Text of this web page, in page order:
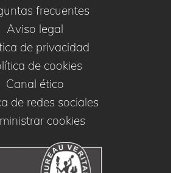
frecuentes
Aviso legal
de privacidad
de cookies
Canal ético
de redes sociales
cookies